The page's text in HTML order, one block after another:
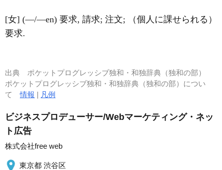
[女] (―/―en) 要求, 請求; 注文; （個人に課せられる）
要求.
出典 ポケットプログレッシブ独和・和独辞典（独和の部）
ポケットプログレッシブ独和・和独辞典（独和の部）につい
て情報 | 凡例
ビジネスプロデューサー/Webマーケティング・ネッ
ト広告
株式会社free web
東京都 渋谷区